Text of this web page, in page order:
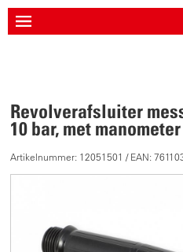
Revolverafsluiter
10 bar, met
Artikelnummer: 12051501 / EAN: